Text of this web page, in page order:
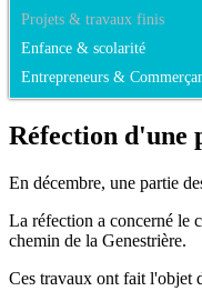
Projets & travaux finis
Enfance & scolarité
Entrepreneurs &
Réfection d'une
En décembre, une partie
La réfection a concerné le
chemin de la Genestrière.
Ces travaux ont fait l'objet